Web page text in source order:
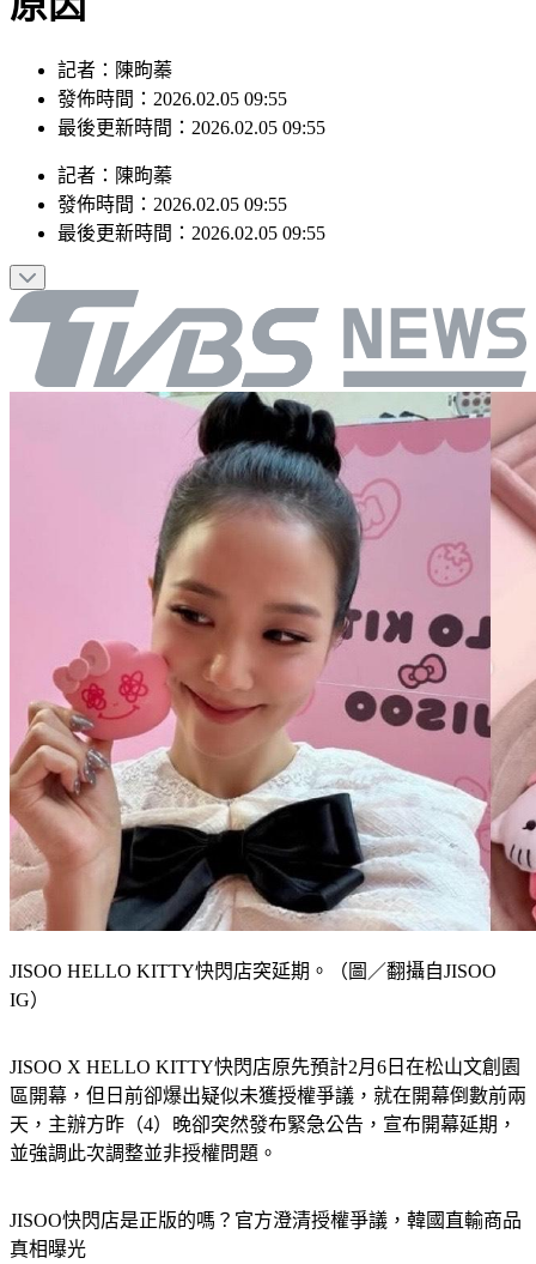
發佈時間：2026.02.05 09:55
最後更新時間：2026.02.05 09:55
發佈時間：2026.02.05 09:55
最後更新時間：2026.02.05 09:55
IG）
區開幕，但日前卻爆出疑似未獲授權爭議，就在開幕倒數前兩
天，主辦方昨（4）晚卻突然發布緊急公告，宣布開幕延期，
並強調此次調整並非授權問題。
真相曝光